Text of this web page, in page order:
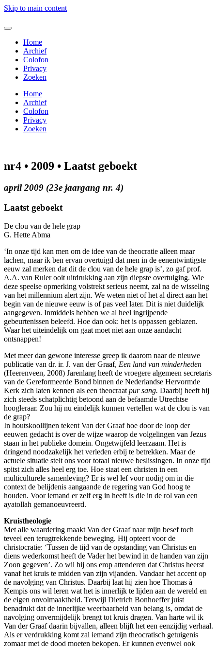
Skip to main content
Home
Archief
Colofon
Privacy
Zoeken
Home
Archief
Colofon
Privacy
Zoeken
nr4 • 2009 • Laatst geboekt
april 2009 (23e jaargang nr. 4)
Laatst geboekt
De clou van de hele grap
G. Hette Abma
‘In onze tijd kan men om de idee van de theocratie alleen maar
lachen, maar ik ben ervan overtuigd dat men in de eenentwintigste
eeuw zal merken dat dit de clou van de hele grap is’, zo gaf prof.
A.A. van Ruler ooit uitdrukking aan zijn diepste overtuiging. Wie
deze speelse opmerking volstrekt serieus neemt, zal na de wisseling
van het millennium alert zijn. We weten niet of het al direct aan het
begin van de nieuwe eeuw is of pas veel later. Dit is niet duidelijk
aangegeven. Inmiddels hebben we al heel ingrijpende
gebeurtenissen beleefd. Hoe dan ook: het is oppassen geblazen.
Waar het uiteindelijk om gaat moet niet aan onze aandacht
ontsnappen!
Met meer dan gewone interesse greep ik daarom naar de nieuwe
publicatie van dr. ir. J. van der Graaf, Een land van minderheden
(Heerenveen, 2008) Jarenlang heeft de vroegere algemeen secretaris
van de Gereformeerde Bond binnen de Nederlandse Hervormde
Kerk zich laten kennen als een theocraat pur sang. Daarbij heeft hij
zich steeds schatplichtig betoond aan de befaamde Utrechtse
hoogleraar. Zou hij nu eindelijk kunnen vertellen wat de clou is van
de grap?
In houtskoollijnen tekent Van der Graaf hoe door de loop der
eeuwen gedacht is over de wijze waarop de volgelingen van Jezus
staan in het publieke domein. Ongetwijfeld leerzaam. Het is
dringend noodzakelijk het verleden erbij te betrekken. Maar de
actuele situatie stelt ons voor totaal nieuwe beslissingen. In onze tijd
spitst zich alles heel erg toe. Hoe staat een christen in een
multiculturele samenleving? Er is wel lef voor nodig om in die
context de belijdenis aangaande de regering van God hoog te
houden. Voor iemand er zelf erg in heeft is die in de rol van een
ayatollah gemanoeuvreerd.
Kruistheologie
Met alle waardering maakt Van der Graaf naar mijn besef toch
teveel een terugtrekkende beweging. Hij opteert voor de
christocratie: ‘Tussen de tijd van de opstanding van Christus en
diens wederkomst heeft de Vader het bewind in de handen van zijn
Zoon gegeven’. Zo wil hij ons erop attenderen dat Christus heerst
vanaf het kruis te midden van zijn vijanden. Vandaar het accent op
de navolging van Christus. Daarbij laat hij zien hoe Thomas à
Kempis ons wil leren wat het is innerlijk te lijden aan de wereld en
de eigen onvolmaaktheid. Terwijl Dietrich Bonhoeffer juist
benadrukt dat de innerlijke weerbaarheid van belang is, omdat de
navolging onvermijdelijk brengt tot kruis dragen. Van harte wil ik
Van der Graaf daarin bijvallen, alleen blijft het een eenzijdig verhaal.
Als er verdrukking komt zal iemand zijn theocratisch getuigenis
zomaar met de dood moeten bekopen. Er kunnen evenwel ook